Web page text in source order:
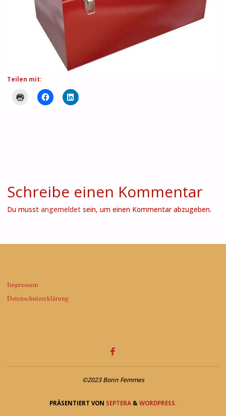
Teilen mit:
Schreibe einen Kommentar
Du musst angemeldetsein, um einen Kommentar abzugeben.
Impressum
Datenschutzerklärung
©2023 Bonn Femmes
PRÄSENTIERT VON SEPTERA & WORDPRESS.